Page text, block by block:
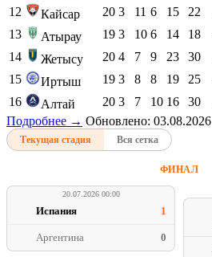
12
Кайсар 20 3 11 6 15 22
13
Атырау 19 3 10 6 14 18
14
Жетысу 20 4 7 9 23 30
15
Иртыш 19 3 8 8 19 25
16
Алтай 20 3 7 10 16 30
Подробнее → Обновлено: 03.08.2026
Текущая стадия Вся сетка
ФИНАЛ
20.07.2026 00:00
Испания 1
Аргентина 0